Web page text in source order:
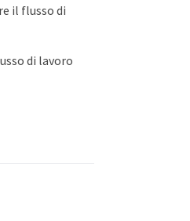
il flusso di
di lavoro